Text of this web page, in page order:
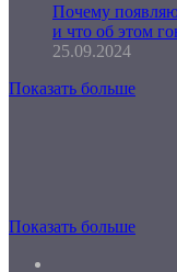
Почему
и что об этом
25.09.2024
Показать больше
Показать больше